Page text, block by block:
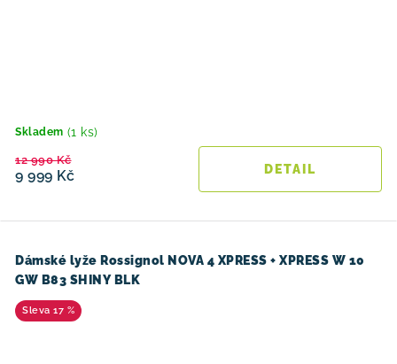
Skladem (1 ks)
9 999 Kč
12 990 Kč
Dámské lyže Rossignol NOVA 4 XPRESS + XPRESS W 10
GW B83 SHINY BLK
17 %